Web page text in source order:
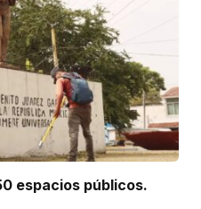
espacios públicos.